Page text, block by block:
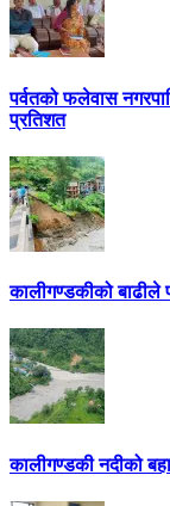
पर्वतको फलेवास
प्रतिशत
कालीगण्डकीको बाढीले
कालीगण्डकी नदीको